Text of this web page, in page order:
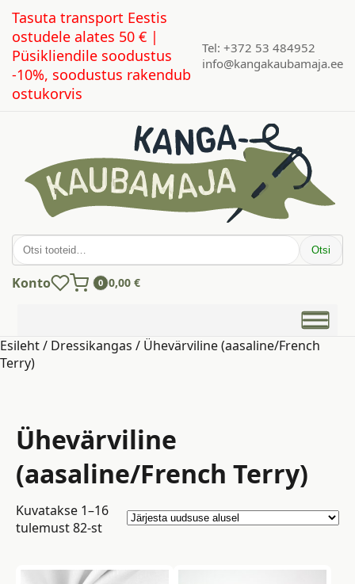
Tasuta transport Eestis
ostudele alates 50 € |
Püsikliendile soodustus
-10%, soodustus rakendub
ostukorvis
Tel: +372 53 484952
info@kangakaubamaja.ee
Otsi: Otsi
Konto 0 0,00 €
Esileht/ Dressikangas / Ühevärviline (aasaline/French
Terry)
Ühevärviline
(aasaline/French Terry)
Kuvatakse 1–16
tulemust 82-stSorted